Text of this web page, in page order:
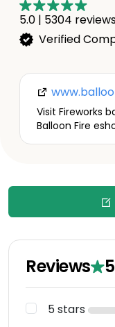
5.0 | 5304
Verified
Visit Fireworks
Balloon Fire
Reviews
5 stars